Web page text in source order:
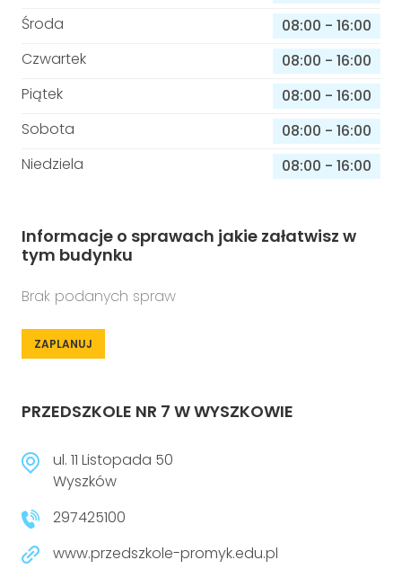
Środa
08:00 - 16:00
Czwartek
08:00 - 16:00
Piątek
08:00 - 16:00
Sobota
08:00 - 16:00
Niedziela
08:00 - 16:00
Informacje o sprawach jakie załatwisz w
tym budynku
Brak podanych spraw
ZAPLANUJ
PRZEDSZKOLE NR 7 W WYSZKOWIE
ul. 11 Listopada 50
Wyszków
297425100
www.przedszkole-promyk.edu.pl